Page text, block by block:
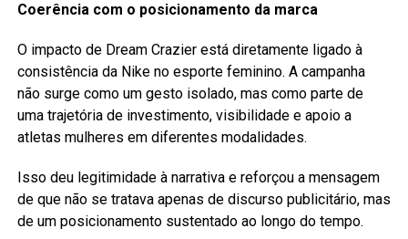
Coerência com o posicionamento da marca
O impacto de Dream Crazier está diretamente ligado à
consistência da Nike no esporte feminino. A campanha
não surge como um gesto isolado, mas como parte de
uma trajetória de investimento, visibilidade e apoio a
atletas mulheres em diferentes modalidades.
Isso deu legitimidade à narrativa e reforçou a mensagem
de que não se tratava apenas de discurso publicitário, mas
de um posicionamento sustentado ao longo do tempo.